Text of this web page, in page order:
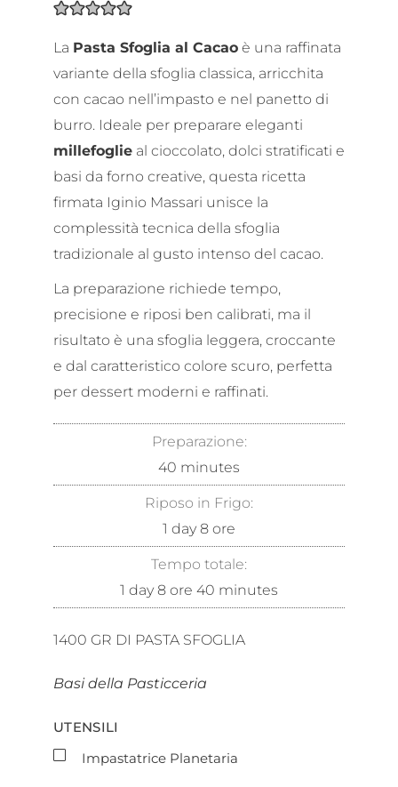
La Pasta Sfoglia al Cacao è una raffinata
variante della sfoglia classica, arricchita
con cacao nell’impasto e nel panetto di
burro. Ideale per preparare eleganti
millefoglie al cioccolato, dolci stratificati e
basi da forno creative, questa ricetta
firmata Iginio Massari unisce la
complessità tecnica della sfoglia
tradizionale al gusto intenso del cacao.
La preparazione richiede tempo,
precisione e riposi ben calibrati, ma il
risultato è una sfoglia leggera, croccante
e dal caratteristico colore scuro, perfetta
per dessert moderni e raffinati.
Preparazione:
40 minutes
Riposo in Frigo:
1 day 8 ore
Tempo totale:
1 day 8 ore 40 minutes
1400 GR DI PASTA SFOGLIA
Basi della Pasticceria
UTENSILI
▢
Impastatrice Planetaria